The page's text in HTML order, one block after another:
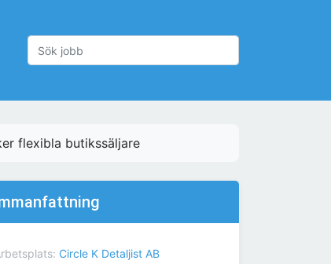
flexibla butikssäljare
Circle K Detaljist AB